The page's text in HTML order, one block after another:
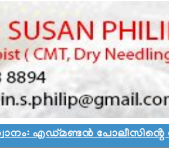
പോലീസിൻ്റെ വീഡിയോ